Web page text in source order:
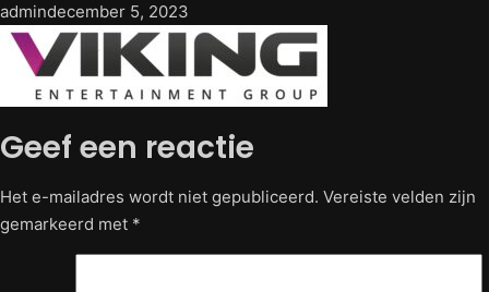
admindecember 5, 2023
Geef een reactie
Het e-mailadres wordt niet gepubliceerd. Vereiste velden zijn
gemarkeerd met *